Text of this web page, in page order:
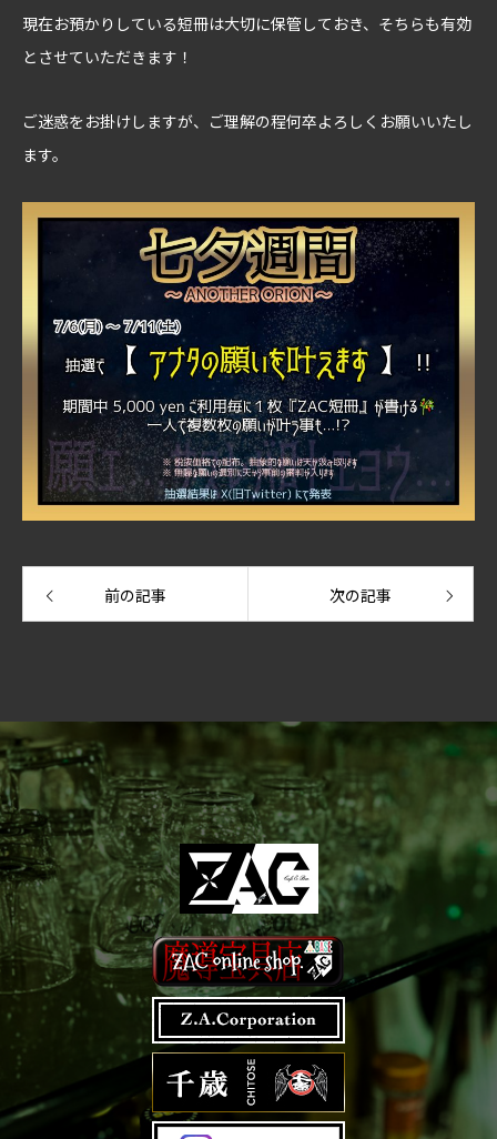
現在お預かりしている短冊は大切に保管しておき、そちらも有効
とさせていただきます！
ご迷惑をお掛けしますが、ご理解の程何卒よろしくお願いいたし
ます。
前の記事 次の記事